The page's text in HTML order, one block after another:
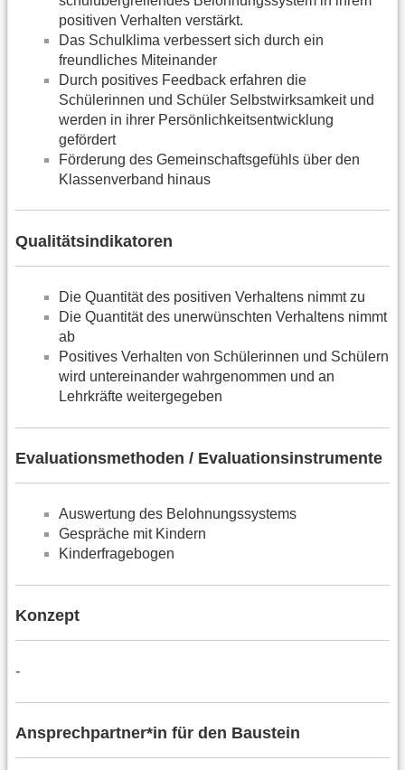
positiven Verhalten verstärkt.
Das Schulklima verbessert sich durch ein
freundliches Miteinander
Durch positives Feedback erfahren die
Schülerinnen und Schüler Selbstwirksamkeit und
werden in ihrer Persönlichkeitsentwicklung
gefördert
Förderung des Gemeinschaftsgefühls über den
Klassenverband hinaus
Qualitätsindikatoren
Die Quantität des positiven Verhaltens nimmt zu
Die Quantität des unerwünschten Verhaltens nimmt
ab
Positives Verhalten von Schülerinnen und Schülern
wird untereinander wahrgenommen und an
Lehrkräfte weitergegeben
Evaluationsmethoden / Evaluationsinstrumente
Auswertung des Belohnungssystems
Gespräche mit Kindern
Kinderfragebogen
Konzept
-
Ansprechpartner*in für den Baustein